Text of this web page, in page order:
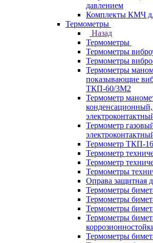
давлением
Комплекты КМЧ
Термометры
Назад
Термометры
Термометры
Термометры
Термометры
показывающие
ТКП-60/3М2
Термометр
Термометр
Термометр ТКП-
Термометр
Термометр
Термометры
Оправа защитная
Термометры
Термометры
Термометры
Термометры
Термометры